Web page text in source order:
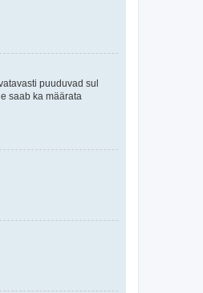
puuduvad sul
saab ka määrata